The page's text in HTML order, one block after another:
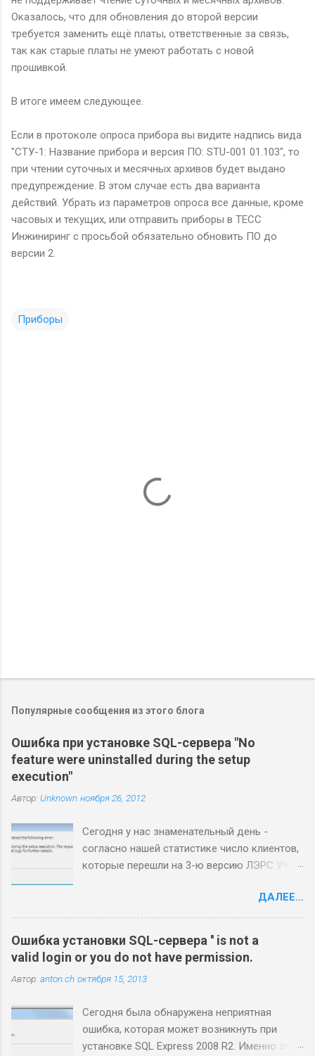
Оказалось, что для обновления до второй версии
требуется заменить ещё платы, ответственные за связь,
так как старые платы не умеют работать с новой
прошивкой.
В итоге имеем следующее.
Если в протоколе опроса прибора вы видите надпись вида
"СТУ-1: Название прибора и версия ПО: STU-001 01.103", то
при чтении суточных и месячных архивов будет выдано
предупреждение. В этом случае есть два варианта
действий. Убрать из параметров опроса все данные, кроме
часовых и текущих, или отправить приборы в ТЕСС
Инжиниринг с просьбой обязательно обновить ПО до
версии 2.
Приборы
Популярные сообщения из этого блога
Ошибка при установке SQL-сервера "No
feature were uninstalled during the setup
execution"
Автор: Unknown ноября 26, 2012
Сегодня у нас знаменательный день -
согласно нашей статистике число клиентов,
которые перешли на 3-ю версию ЛЭРС УЧЕТ
миграции отработан, большинство клиентов
переезжают гладко, без проблем, однако в
каждой бочке меда есть ложка дегтя. Наша
ложка называется Microsoft SQL Server 2008
R2. Основные проблемы, с которыми наши
пользователи сталкиваются при установке
обновлением SQL-сервера. Самая
интересная из них - невозможность
удаления/обновления/установки SQL-
ДАЛЕЕ...
Ошибка установки SQL-сервера '' is not a
valid login or you do not have permission.
Автор: anton.ch октября 15, 2013
Сегодня была обнаружена неприятная
ошибка, которая может возникнуть при
установке SQL Express 2008 R2. Именно эта